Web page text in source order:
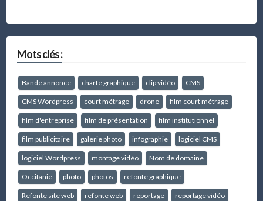
Mots clés :
Bande annonce charte graphique clip vidéo CMS
CMS Wordpress court métrage drone film court métrage
film d'entreprise film de présentation film institutionnel
film publicitaire galerie photo infographie logiciel CMS
logiciel Wordpress montage vidéo Nom de domaine
Occitanie photo photos refonte graphique
Refonte site web refonte web reportage reportage vidéo